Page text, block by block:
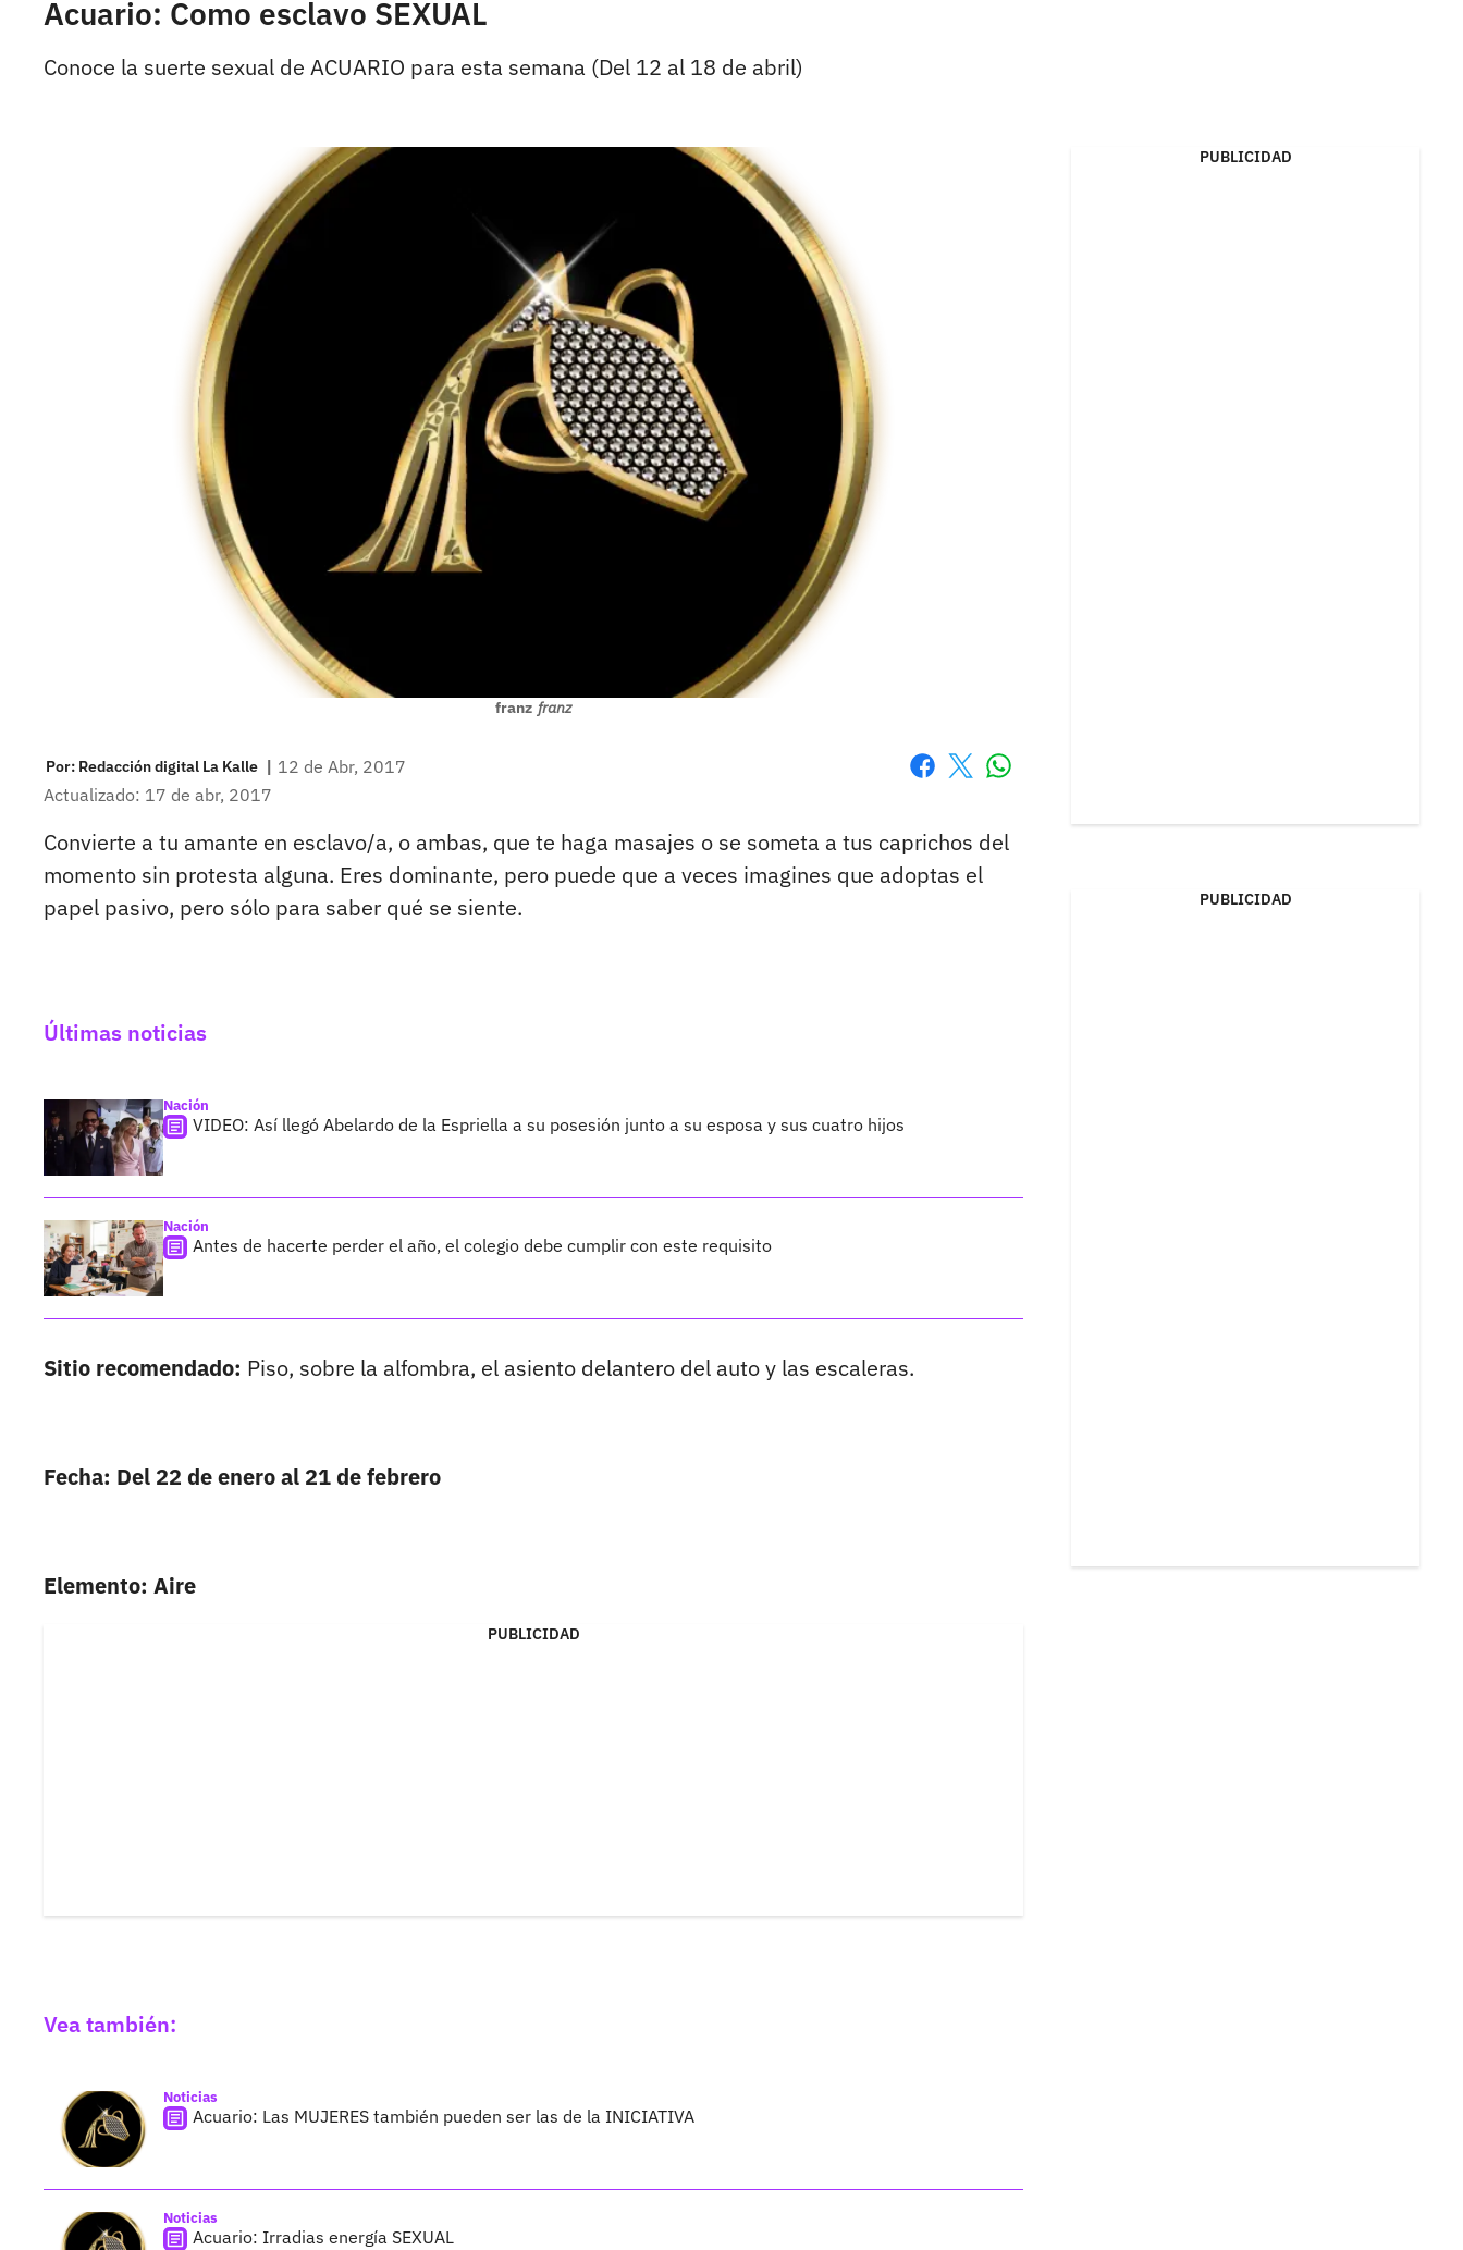
Acuario: Como esclavo SEXUAL
Conoce la suerte sexual de ACUARIO para esta semana (Del 12 al 18 de abril)
franz franz
Por: Redacción digital La Kalle | 12 de Abr, 2017
Actualizado: 17 de abr, 2017
Convierte a tu amante en esclavo/a, o ambas, que te haga masajes o se someta a tus caprichos del
momento sin protesta alguna. Eres dominante, pero puede que a veces imagines que adoptas el
papel pasivo, pero sólo para saber qué se siente.
Últimas noticias
Nación
VIDEO: Así llegó Abelardo de la Espriella a su posesión junto a su esposa y sus cuatro hijos
Nación
Antes de hacerte perder el año, el colegio debe cumplir con este requisito
Sitio recomendado: Piso, sobre la alfombra, el asiento delantero del auto y las escaleras.
Fecha: Del 22 de enero al 21 de febrero
Elemento: Aire
PUBLICIDAD
Vea también:
Noticias
Acuario: Las MUJERES también pueden ser las de la INICIATIVA
Noticias
Acuario: Irradias energía SEXUAL
PUBLICIDAD
PUBLICIDAD